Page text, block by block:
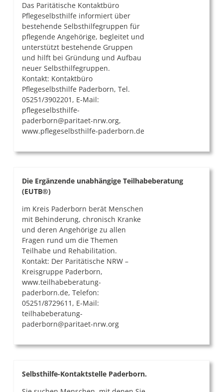
Das Paritätische Kontaktbüro
Pflegeselbsthilfe informiert über
bestehende Selbsthilfegruppen für
pflegende Angehörige, begleitet und
unterstützt bestehende Gruppen
und hilft bei Gründung und Aufbau
neuer Selbsthilfegruppen.
Kontakt: Kontaktbüro
Pflegeselbsthilfe Paderborn, Tel.
05251/3902201, E-Mail:
pflegeselbsthilfe-
paderborn@paritaet-nrw.org,
www.pflegeselbsthilfe-paderborn.de
Die Ergänzende unabhängige Teilhabeberatung
(EUTB®)
im Kreis Paderborn berät Menschen
mit Behinderung, chronisch Kranke
und deren Angehörige zu allen
Fragen rund um die Themen
Teilhabe und Rehabilitation.
Kontakt: Der Paritätische NRW –
Kreisgruppe Paderborn,
www.teilhabeberatung-
paderborn.de, Telefon:
05251/8729611, E-Mail:
teilhabeberatung-
paderborn@paritaet-nrw.org
Selbsthilfe-Kontaktstelle Paderborn.